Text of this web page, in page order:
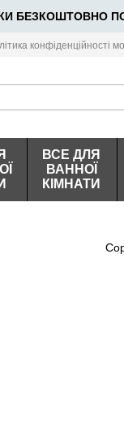
БЕЗКОШТОВНО ПО
конфіденційності
ВСЕ ДЛЯ
ВАННОЇ
КІМНАТИ